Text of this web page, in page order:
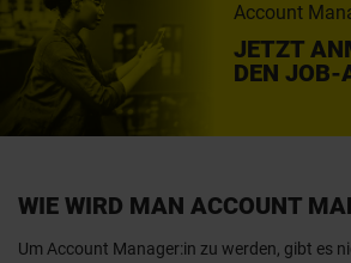
Account
JETZT
DEN JOB-
WIE WIRD MAN ACCOUNT
Um Account Manager:in zu werden, gibt es